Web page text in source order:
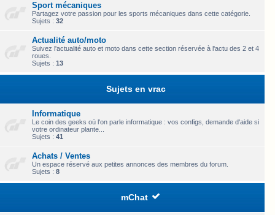
Sport mécaniques
Partagez votre passion pour les sports mécaniques dans cette catégorie.
Sujets : 32
Actualité auto/moto
Suivez l'actualité auto et moto dans cette section réservée à l'actu des 2 et 4
roues.
Sujets : 13
Sujets en vrac
Informatique
Le coin des geeks où l'on parle informatique : vos configs, demande d'aide si
votre ordinateur plante...
Sujets : 41
Achats / Ventes
Un espace réservé aux petites annonces des membres du forum.
Sujets : 8
mChat